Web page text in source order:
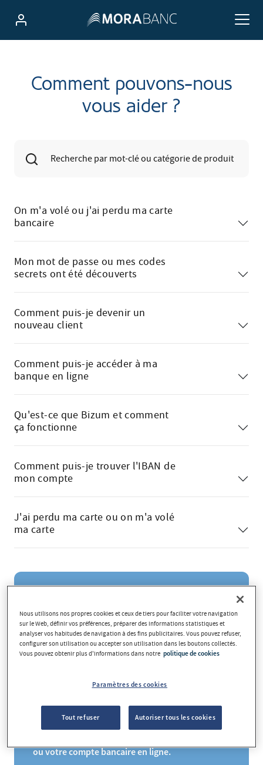
Comment pouvons-nous
vous aider ?
On m'a volé ou j'ai perdu ma carte
bancaire
Mon mot de passe ou mes codes
secrets ont été découverts
Comment puis-je devenir un
nouveau client
Comment puis-je accéder à ma
banque en ligne
Qu'est-ce que Bizum et comment
ça fonctionne
Comment puis-je trouver l'IBAN de
mon compte
J'ai perdu ma carte ou on m'a volé
ma carte
Vérifiez régulièrement vos relevés et transactions
vos relevés avec les reçus des établissements. De
vous pouvez consulter d'un seul coup d'œil
ou votre compte bancaire en ligne.
Nous utilisons nos propres cookies et ceux de tiers pour faciliter votre navigation
sur le Web, définir vos préférences, préparer des informations statistiques et
analyser vos habitudes de navigation à des fins publicitaires. Vous pouvez refuser,
configurer son utilisation ou accepter son utilisation dans les boutons collectés.
Vous pouvez obtenir plus d'informations dans notre politique de cookies
Paramètres des cookies
Tout refuser Autoriser tous les cookies